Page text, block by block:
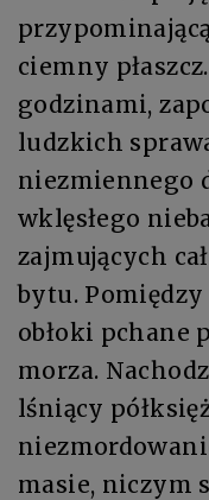
ciemny
godzinami,
ludzkich
niezmiennego
wklęsłego
zajmujących
bytu. Pomiędzy
obłoki pchane
morza.
lśniący
masie, niczym